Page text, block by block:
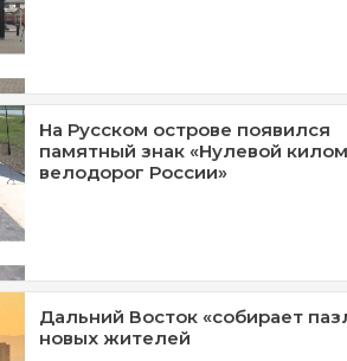
На Русском острове появился
памятный знак «Нулевой
велодорог России»
Дальний Восток «собирает
новых жителей